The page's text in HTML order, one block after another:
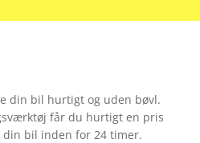
din bil hurtigt og uden bøvl.
får du hurtigt en pris
din bil inden for 24 timer.